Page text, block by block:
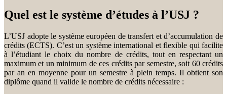
Quel est le système d’études à l’USJ ?
L’USJ adopte le système européen de transfert et d’accumulation de
crédits (ECTS). C’est un système international et flexible qui facilite
à l’étudiant le choix du nombre de crédits, tout en respectant un
maximum et un minimum de ces crédits par semestre, soit 60 crédits
par an en moyenne pour un semestre à plein temps. Il obtient son
diplôme quand il valide le nombre de crédits nécessaire :